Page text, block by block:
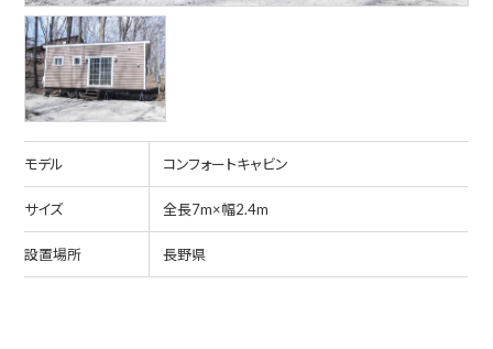
モデル コンフォートキャビン
サイズ 全長7m×幅2.4m
設置場所 長野県